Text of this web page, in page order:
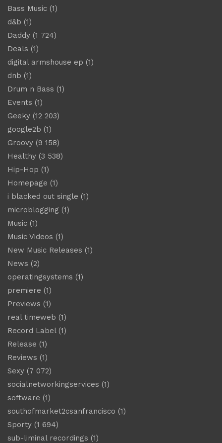
Bass Music (1)
d&b (1)
Daddy (1 724)
Deals (1)
digital armshouse ep (1)
dnb (1)
Drum n Bass (1)
Events (1)
Geeky (12 203)
google2b (1)
Groovy (9 158)
Healthy (3 538)
Hip-Hop (1)
Homepage (1)
i blacked out single (1)
microblogging (1)
Music (1)
Music Videos (1)
New Music Releases (1)
News (2)
operatingsystems (1)
premiere (1)
Previews (1)
real timeweb (1)
Record Label(1)
Release (1)
Reviews (1)
Sexy (7 072)
socialnetworkingservices (1)
software (1)
southofmarket2csanfrancisco (1)
Sporty (1 694)
sub-liminal recordings (1)